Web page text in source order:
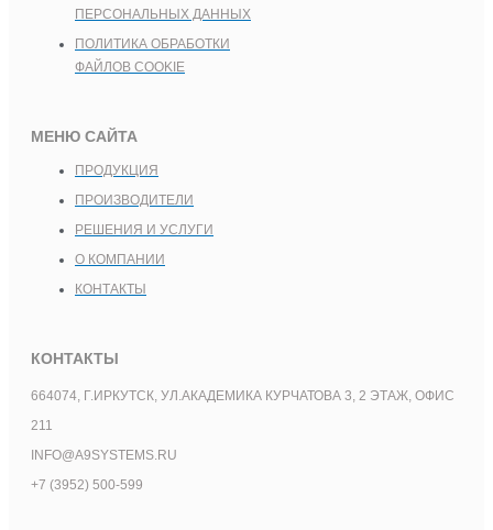
ПЕРСОНАЛЬНЫХ ДАННЫХ
ПОЛИТИКА ОБРАБОТКИ
ФАЙЛОВ COOKIE
МЕНЮ САЙТА
ПРОДУКЦИЯ
ПРОИЗВОДИТЕЛИ
РЕШЕНИЯ И УСЛУГИ
О КОМПАНИИ
КОНТАКТЫ
КОНТАКТЫ
664074, Г.ИРКУТСК, УЛ.АКАДЕМИКА КУРЧАТОВА 3, 2 ЭТАЖ, ОФИС
211
INFO@A9SYSTEMS.RU
+7 (3952) 500-599